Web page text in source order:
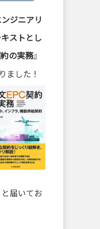
ジニアリ
ストとし
の実務』
ました！
届いてお